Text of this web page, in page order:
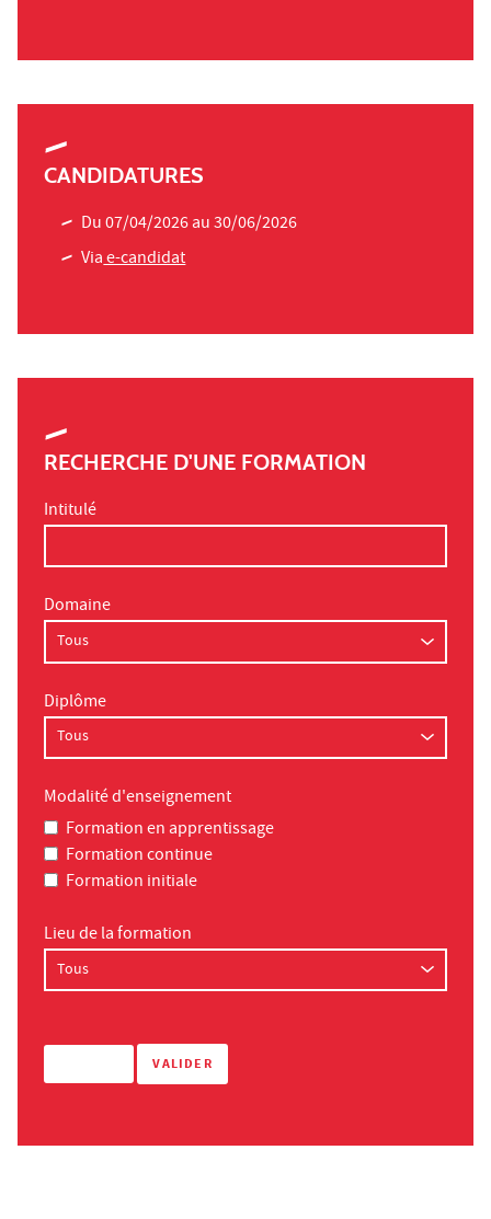
CANDIDATURES
Du 07/04/2026 au 30/06/2026
Viae-candidat
RECHERCHE D'UNE FORMATION
Intitulé
Domaine
Diplôme
Modalité d'enseignement
Formation en apprentissage
Formation continue
Formation initiale
Lieu de la formation